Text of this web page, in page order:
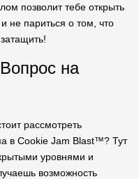
позволит тебе открыть
не париться о том, что
на
рассмотреть
в Cookie Jam Blast™? Тут
уровнями и
возможность